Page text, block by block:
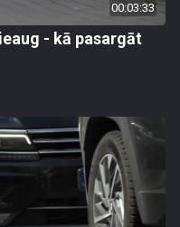
00:03:33
- kā pasargāt